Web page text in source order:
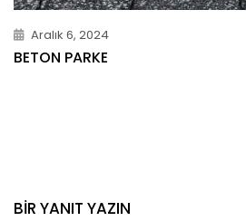
Aralık 6, 2024
BETON PARKE
BIR YANIT YAZIN